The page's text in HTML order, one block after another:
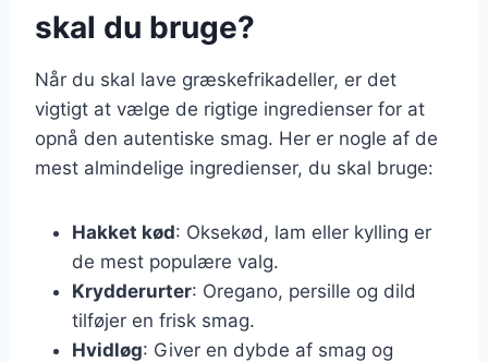
skal du bruge?
Når du skal lave græskefrikadeller, er det
vigtigt at vælge de rigtige ingredienser for at
opnå den autentiske smag. Her er nogle af de
mest almindelige ingredienser, du skal bruge:
Hakket kød: Oksekød, lam eller kylling er
de mest populære valg.
Krydderurter: Oregano, persille og dild
tilføjer en frisk smag.
Hvidløg: Giver en dybde af smag og